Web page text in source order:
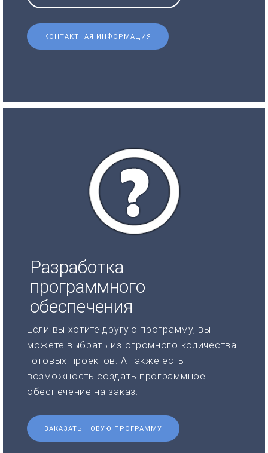
КОНТАКТНАЯ ИНФОРМАЦИЯ
Разработка
программного
обеспечения
Если вы хотите другую программу, вы
можете выбрать из огромного количества
готовых проектов. А также есть
возможность создать программное
обеспечение на заказ.
ЗАКАЗАТЬ НОВУЮ ПРОГРАММУ